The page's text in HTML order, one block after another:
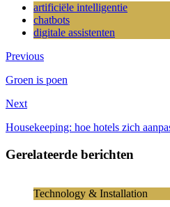
artificiële intelligentie
chatbots
digitale assistenten
Previous
Groen is poen
Next
Housekeeping: hoe hotels zich
Gerelateerde berichten
Technology & Installation